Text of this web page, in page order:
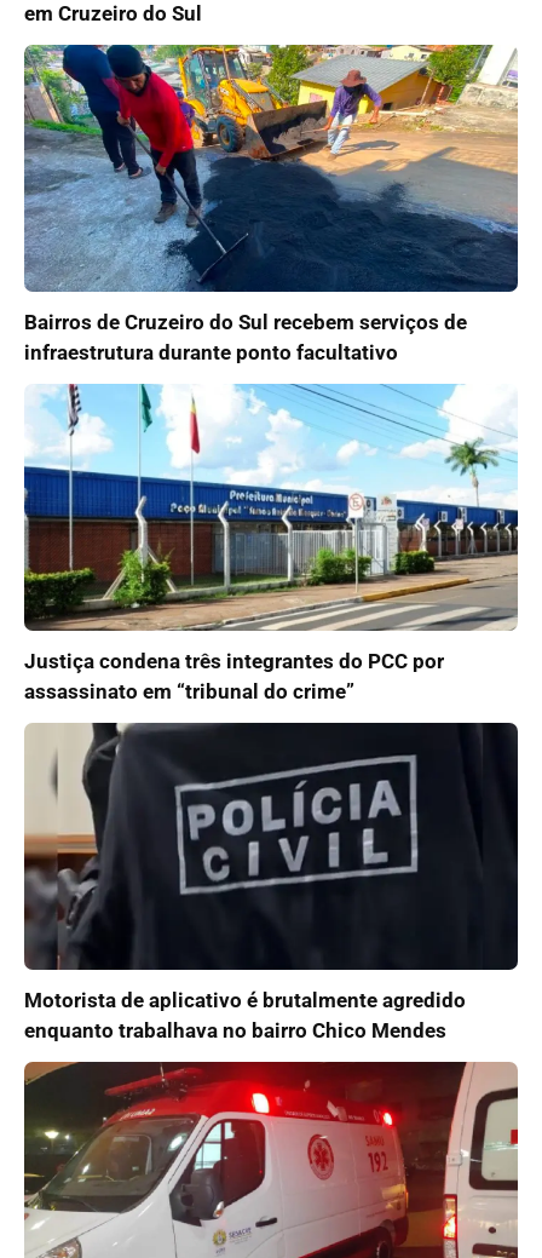
em Cruzeiro do Sul
Bairros de Cruzeiro do Sul recebem serviços de
infraestrutura durante ponto facultativo
Justiça condena três integrantes do PCC por
assassinato em “tribunal do crime”
Motorista de aplicativo é brutalmente agredido
enquanto trabalhava no bairro Chico Mendes